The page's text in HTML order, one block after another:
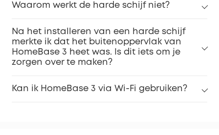
Waarom werkt de harde schijf niet?
Na het installeren van een harde schijf
merkte ik dat het buitenoppervlak van
HomeBase 3 heet was. Is dit iets om je
zorgen over te maken?
Kan ik HomeBase 3 via Wi-Fi gebruiken?